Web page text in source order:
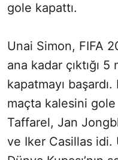
gole kapattı.
Unai Simon, FIFA
ana kadar çıktığı
kapatmayı
maçta kalesini
Taffarel, Jan
ve Iker Casillas idi.